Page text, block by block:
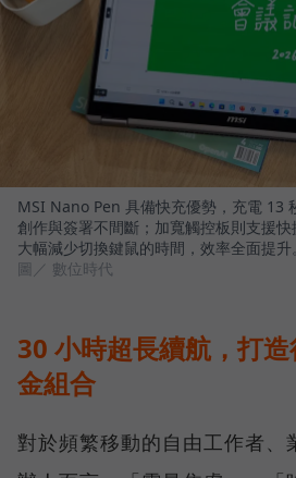
MSI Nano Pen 具備快充優勢，充電 13
創作與簽署不間斷；加寬觸控板則支援
大幅減少切換鍵鼠的時間，效率全面提升。
圖／ 數位時代
30 小時超長續航，打
金組合
對於頻繁移動的自由工作者、